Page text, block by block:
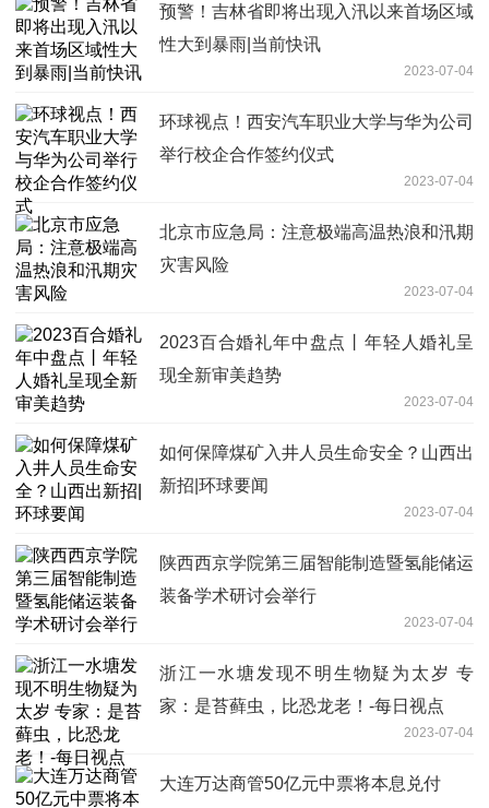
预警！吉林省即将出现入汛以来首场区域
性大到暴雨|当前快讯
2023-07-04
环球视点！西安汽车职业大学与华为公司
举行校企合作签约仪式
2023-07-04
北京市应急局：注意极端高温热浪和汛期
灾害风险
2023-07-04
2023百合婚礼年中盘点丨年轻人婚礼呈
现全新审美趋势
2023-07-04
如何保障煤矿入井人员生命安全？山西出
新招|环球要闻
2023-07-04
陕西西京学院第三届智能制造暨氢能储运
装备学术研讨会举行
2023-07-04
浙江一水塘发现不明生物疑为太岁 专
家：是苔藓虫，比恐龙老！-每日视点
2023-07-04
大连万达商管50亿元中票将本息兑付